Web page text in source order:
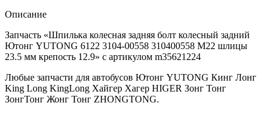
Описание
Запчасть «Шпилька колесная задняя болт колесный задний
Ютонг YUTONG 6122 3104-00558 310400558 M22 шлицы
23.5 мм крепость 12.9» с артикулом m35621224
Любые запчасти для автобусов Ютонг YUTONG Кинг Лонг
King Long KingLong Хайгер Хагер HIGER Зонг Тонг
ЗонгТонг Жонг Тонг ZHONGTONG.